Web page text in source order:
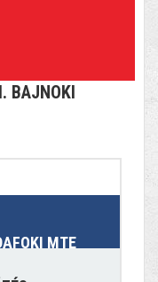
BAJNOKI
MTE